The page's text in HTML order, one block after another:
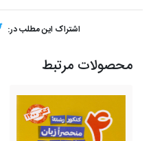
اشتراک این مطلب در:
محصولات مرتبط